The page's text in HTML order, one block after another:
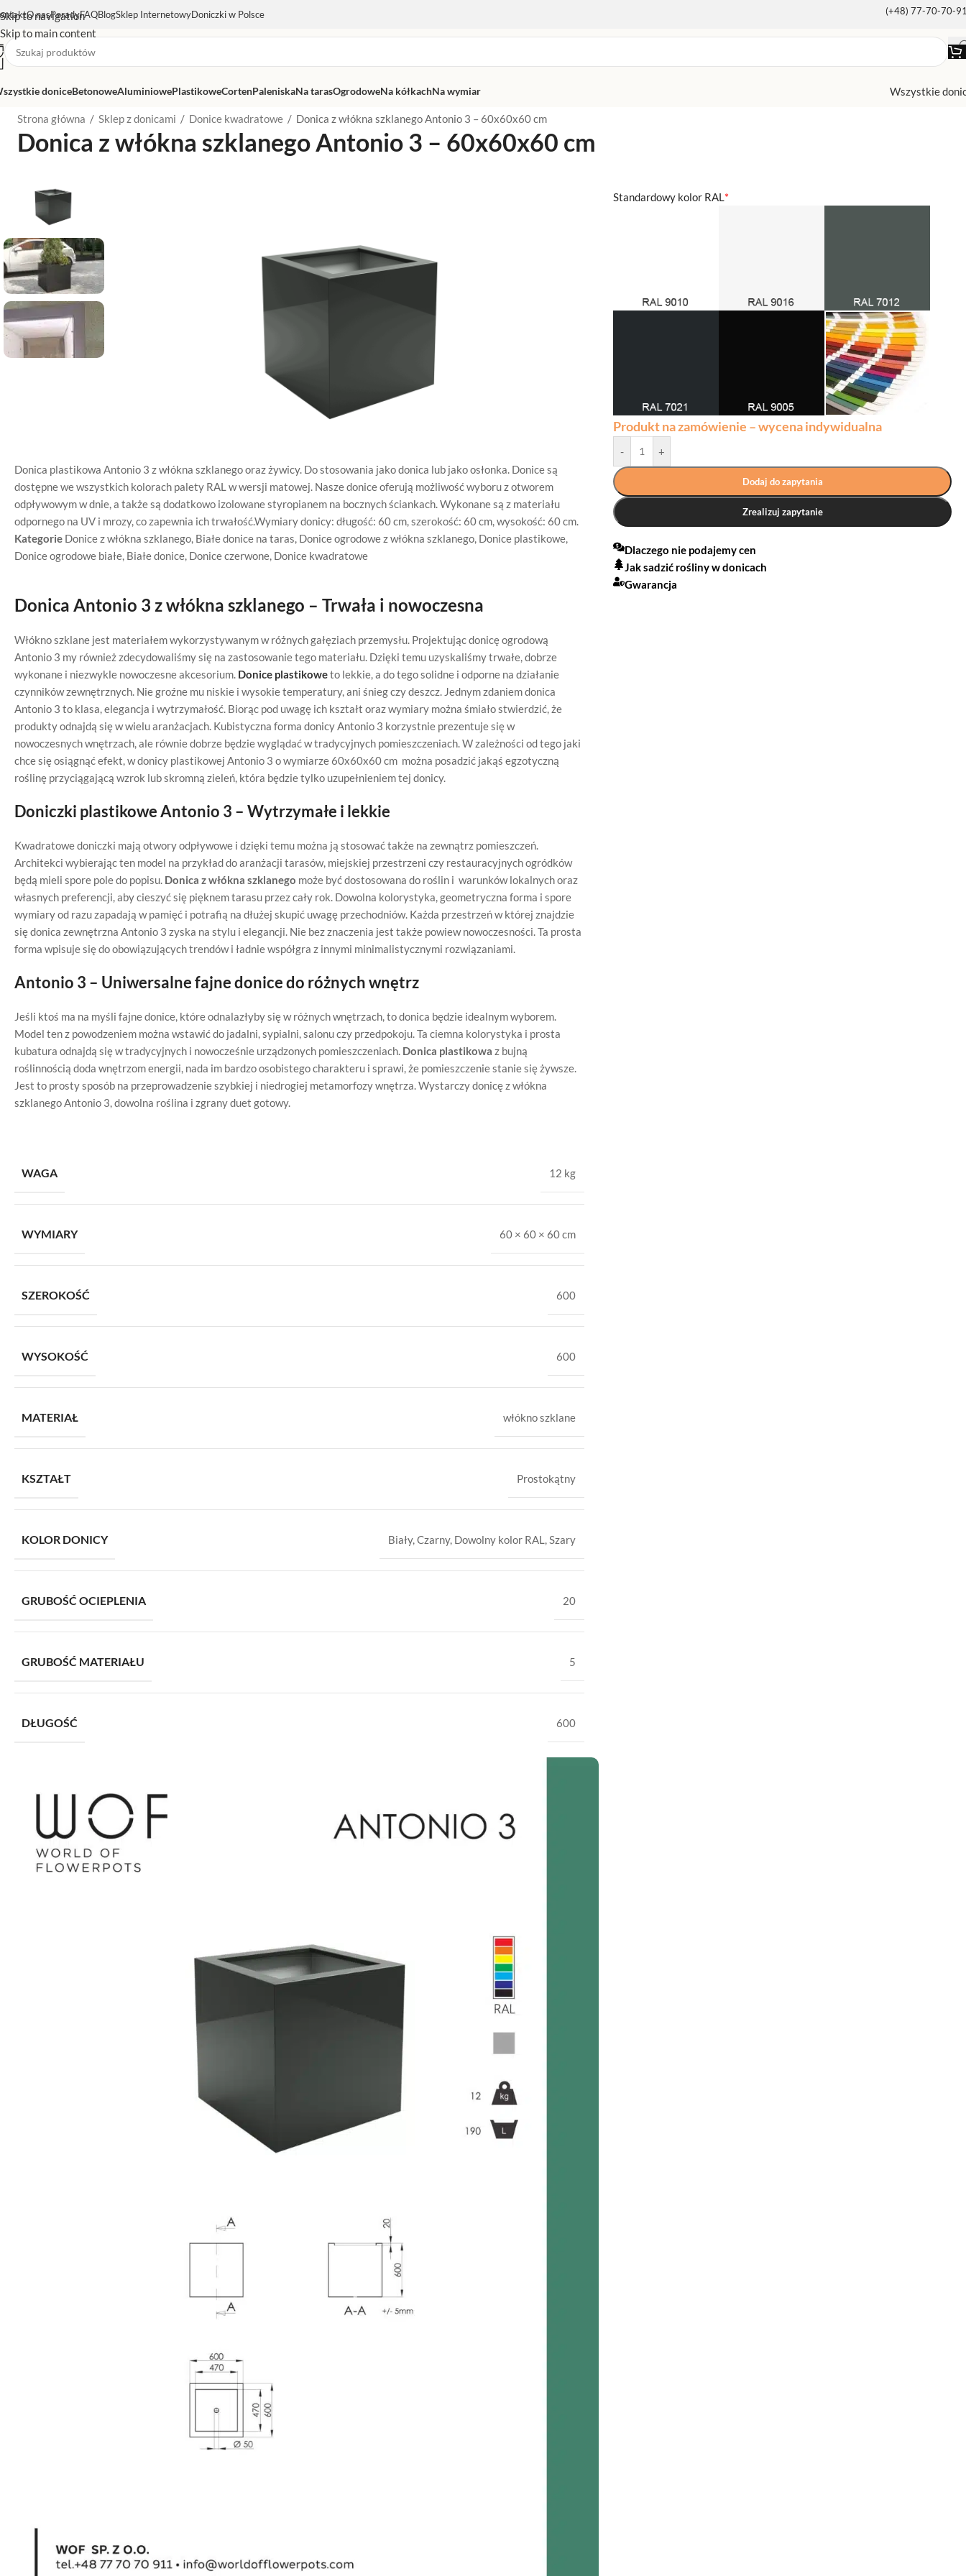
Skip to navigation
Skip to main content
O nasPoradyFAQBlogSklep InternetowyDoniczki w Polsce (+48) 77-70-70-
doniceBetonoweAluminiowePlastikoweCortenPaleniskaNa tarasOgrodoweNa kółkachNa wymiar Wszystkie
Strona główna / Sklep z donicami / Donice kwadratowe / Donica z włókna szklanego Antonio 3 – 60x60x60 cm
Donica z włókna szklanego Antonio 3 – 60x60x60 cm
Donica plastikowa Antonio 3 z włókna szklanego oraz żywicy. Do stosowania jako donica lub jako osłonka. Donice są
dostępne we wszystkich kolorach palety RAL w wersji matowej. Nasze donice oferują możliwość wyboru z otworem
odpływowym w dnie, a także są dodatkowo izolowane styropianem na bocznych ściankach. Wykonane są z materiału
odpornego na UV i mrozy, co zapewnia ich trwałość.Wymiary donicy: długość: 60 cm, szerokość: 60 cm, wysokość: 60 cm.
Kategorie Donice z włókna szklanego, Białe donice na taras, Donice ogrodowe z włókna szklanego, Donice plastikowe,
Donice ogrodowe białe, Białe donice, Donice czerwone, Donice kwadratowe
Donica Antonio 3 z włókna szklanego – Trwała i nowoczesna
Włókno szklane jest materiałem wykorzystywanym w różnych gałęziach przemysłu. Projektując donicę ogrodową
Antonio 3 my również zdecydowaliśmy się na zastosowanie tego materiału. Dzięki temu uzyskaliśmy trwałe, dobrze
wykonane i niezwykle nowoczesne akcesorium. Donice plastikoweto lekkie, a do tego solidne i odporne na działanie
czynników zewnętrznych. Nie groźne mu niskie i wysokie temperatury, ani śnieg czy deszcz. Jednym zdaniem donica
Antonio 3 to klasa, elegancja i wytrzymałość. Biorąc pod uwagę ich kształt oraz wymiary można śmiało stwierdzić, że
produkty odnajdą się w wielu aranżacjach. Kubistyczna forma donicy Antonio 3 korzystnie prezentuje się w
nowoczesnych wnętrzach, ale równie dobrze będzie wyglądać w tradycyjnych pomieszczeniach. W zależności od tego jaki
chce się osiągnąć efekt, w donicy plastikowej Antonio 3 o wymiarze 60x60x60 cm można posadzić jakąś egzotyczną
roślinę przyciągającą wzrok lub skromną zieleń, która będzie tylko uzupełnieniem tej donicy.
Doniczki plastikowe Antonio 3 – Wytrzymałe i lekkie
Kwadratowe doniczki mają otwory odpływowe i dzięki temu można ją stosować także na zewnątrz pomieszczeń.
Architekci wybierając ten model na przykład do aranżacji tarasów, miejskiej przestrzeni czy restauracyjnych ogródków
będą mieli spore pole do popisu. Donica z włókna szklanego może być dostosowana do roślin i warunków lokalnych oraz
własnych preferencji, aby cieszyć się pięknem tarasu przez cały rok. Dowolna kolorystyka, geometryczna forma i spore
wymiary od razu zapadają w pamięć i potrafią na dłużej skupić uwagę przechodniów. Każda przestrzeń w której znajdzie
się donica zewnętrzna Antonio 3 zyska na stylu i elegancji. Nie bez znaczenia jest także powiew nowoczesności. Ta prosta
forma wpisuje się do obowiązujących trendów i ładnie współgra z innymi minimalistycznymi rozwiązaniami.
Antonio 3 – Uniwersalne fajne donice do różnych wnętrz
Jeśli ktoś ma na myśli fajne donice, które odnalazłyby się w różnych wnętrzach, to donica będzie idealnym wyborem.
Model ten z powodzeniem można wstawić do jadalni, sypialni, salonu czy przedpokoju. Ta ciemna kolorystyka i prosta
kubatura odnajdą się w tradycyjnych i nowocześnie urządzonych pomieszczeniach. Donica plastikowa z bujną
roślinnością doda wnętrzom energii, nada im bardzo osobistego charakteru i sprawi, że pomieszczenie stanie się żywsze.
Jest to prosty sposób na przeprowadzenie szybkiej i niedrogiej metamorfozy wnętrza. Wystarczy donicę z włókna
szklanego Antonio 3, dowolna roślina i zgrany duet gotowy.
WAGA 12 kg
WYMIARY 60 × 60 × 60 cm
SZEROKOŚĆ 600
WYSOKOŚĆ 600
MATERIAŁ włókno szklane
KSZTAŁT Prostokątny
KOLOR DONICY Biały,Czarny, Dowolny kolor RAL,Szary
GRUBOŚĆ OCIEPLENIA 20
GRUBOŚĆ MATERIAŁU 5
DŁUGOŚĆ 600
*
Standardowy kolor RAL
Produkt na zamówienie – wycena indywidualna
- +
Dodaj do zapytania
Zrealizuj zapytanie
Dlaczego nie podajemy cen
Jak sadzić rośliny w donicach
Gwarancja